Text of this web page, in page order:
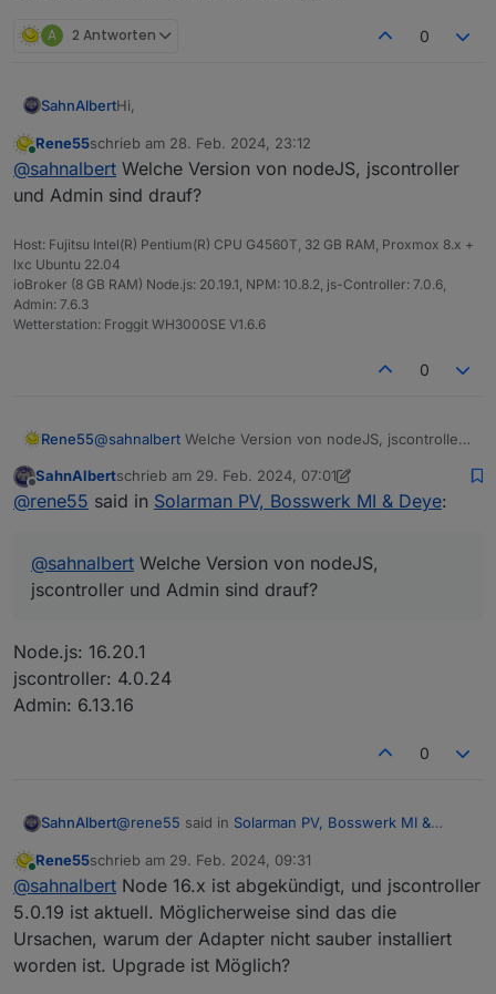
A 2 Antworten 0
SahnAlbertHi,
ich habe einen Deye Wechselrichter DEYE SUN-
12K-SG04LP3-EU und ein Microwechselrichter
Bosswerk 600
Habe die app_id und app_secret von
Adaptereinstellungen eintrage (Firmenname lasse
ich leer) erhalte ich beim Speichern einen PopUp
Fehler:
read properties of undefined (reading 'lib')
Protokoll zeigt:
beim nächsten öffnen der Adaptereinstellungen
sind alle Felder leer.
Was ist da los? Woran kann das liegen?
Online
Rene55schrieb am 28. Feb. 2024, 23:12
zuletzt editiert von
@sahnalbert Welche Version von nodeJS, jscontroller
und Admin sind drauf?
Host: Fujitsu Intel(R) Pentium(R) CPU G4560T, 32 GB RAM, Proxmox 8.x +
lxc Ubuntu 22.04
ioBroker (8 GB RAM) Node.js: 20.19.1, NPM: 10.8.2, js-Controller: 7.0.6,
Admin: 7.6.3
Wetterstation: Froggit WH3000SE V1.6.6
0
Rene55@sahnalbert Welche Version von nodeJS, jscontroller
Offline
SahnAlbertschrieb am 29. Feb. 2024, 07:01
zuletzt editiert von SahnAlbert
@rene55 said in Solarman PV, Bosswerk MI & Deye:
@sahnalbert Welche Version von nodeJS,
jscontroller und Admin sind drauf?
Node.js: 16.20.1
jscontroller: 4.0.24
Admin: 6.13.16
0
SahnAlbert@rene55 said in Solarman PV, Bosswerk MI &
@sahnalbertWelche Version von nodeJS,
jscontroller und Admin sind drauf?
Node.js: 16.20.1
jscontroller: 4.0.24
Admin: 6.13.16
Online
Rene55schrieb am 29. Feb. 2024, 09:31
zuletzt editiert von
@sahnalbert Node 16.x ist abgekündigt, und jscontroller
5.0.19 ist aktuell. Möglicherweise sind das die
Ursachen, warum der Adapter nicht sauber installiert
worden ist. Upgrade ist Möglich?